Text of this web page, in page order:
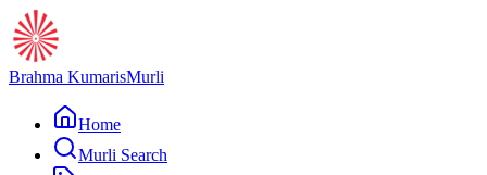
Brahma KumarisMurli
Home
Murli Search